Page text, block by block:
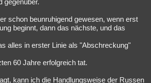
gegenüber.
schon beunruhigend gewesen, wenn erst
beginnt, dann das nächste, und das
alles in erster Linie als "Abschreckung"
60 Jahre erfolgreich tat.
kann ich die Handlungsweise der Russen